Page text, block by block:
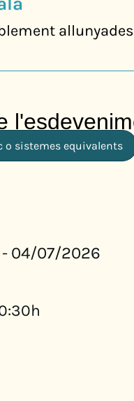
o sistemes equivalents
- 04/07/2026